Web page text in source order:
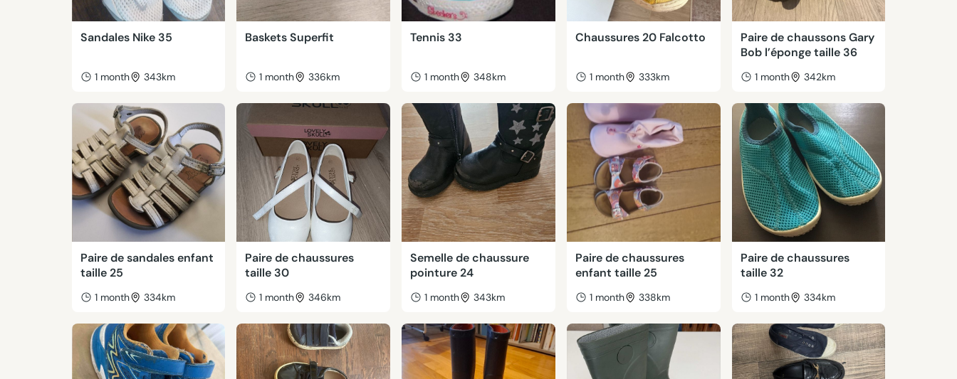
Sandales Nike 35
1 month 343km
Baskets Superfit
1 month 336km
Tennis 33
1 month 348km
Chaussures 20 Falcotto
1 month 333km
Paire de chaussons Gary
Bob l’éponge taille 36
1 month 342km
Paire de sandales enfant
taille 25
1 month 334km
Paire de chaussures
taille 30
1 month 346km
Semelle de chaussure
pointure 24
1 month 343km
Paire de chaussures
enfant taille 25
1 month 338km
Paire de chaussures
taille 32
1 month 334km